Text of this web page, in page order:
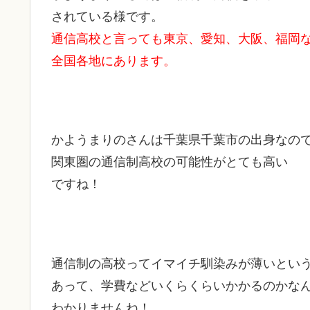
されている様です。
通信高校と言っても東京、愛知、大阪、福岡
全国各地にあります。
かようまりのさんは千葉県千葉市の出身なので
関東圏の通信制高校の可能性がとても高い
ですね！
通信制の高校ってイマイチ馴染みが薄いとい
あって、学費などいくらくらいかかるのかな
わかりませんね！